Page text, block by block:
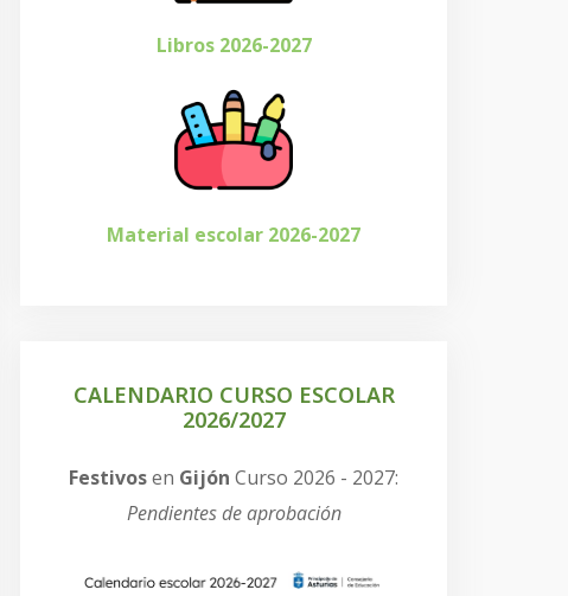
Libros 2026-2027
Material escolar 2026-2027
CALENDARIO CURSO ESCOLAR
2026/2027
Festivosen Gijón Curso 2026 - 2027:
Pendientes de aprobación